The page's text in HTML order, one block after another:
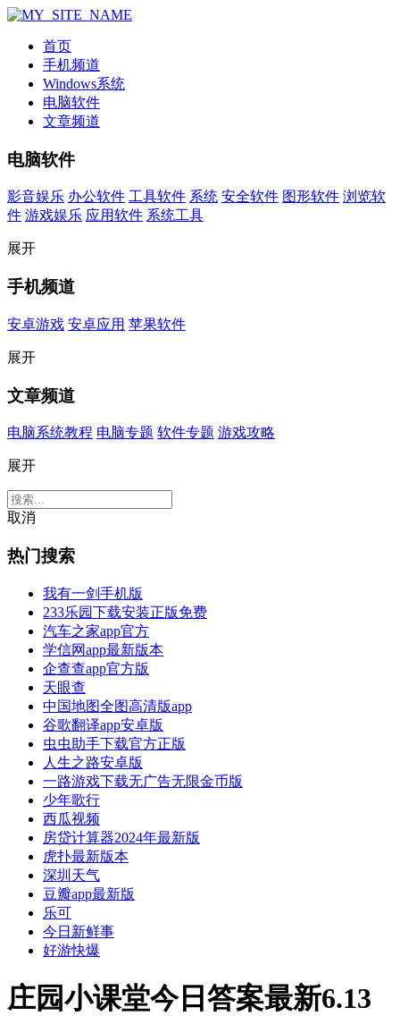
首页
手机频道
Windows系统
电脑软件
文章频道
电脑软件
影音娱乐 办公软件 工具软件 系统 安全软件 图形软件 浏览软
件 游戏娱乐 应用软件 系统工具
展开
手机频道
安卓游戏 安卓应用 苹果软件
展开
文章频道
电脑系统教程 电脑专题 软件专题 游戏攻略
展开
取消
热门搜索
我有一剑手机版
233乐园下载安装正版免费
汽车之家app官方
学信网app最新版本
企查查app官方版
天眼查
中国地图全图高清版app
谷歌翻译app安卓版
虫虫助手下载官方正版
人生之路安卓版
一路游戏下载无广告无限金币版
少年歌行
西瓜视频
房贷计算器2024年最新版
虎扑最新版本
深圳天气
豆瓣app最新版
乐可
今日新鲜事
好游快爆
庄园小课堂今日答案最新6.13